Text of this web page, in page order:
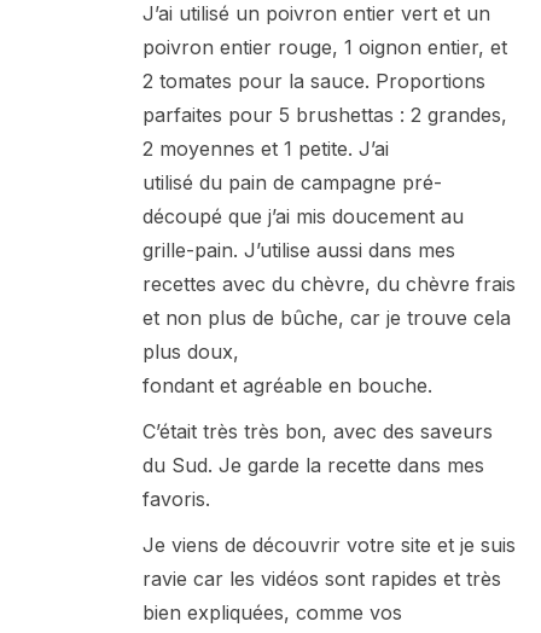
J’ai utilisé un poivron entier vert et un
poivron entier rouge, 1 oignon entier, et
2 tomates pour la sauce. Proportions
parfaites pour 5 brushettas : 2 grandes,
2 moyennes et 1 petite. J’ai
utilisé du pain de campagne pré-
découpé que j’ai mis doucement au
grille-pain. J’utilise aussi dans mes
recettes avec du chèvre, du chèvre frais
et non plus de bûche, car je trouve cela
plus doux,
fondant et agréable en bouche.
C’était très très bon, avec des saveurs
du Sud. Je garde la recette dans mes
favoris.
Je viens de découvrir votre site et je suis
ravie car les vidéos sont rapides et très
bien expliquées, comme vos